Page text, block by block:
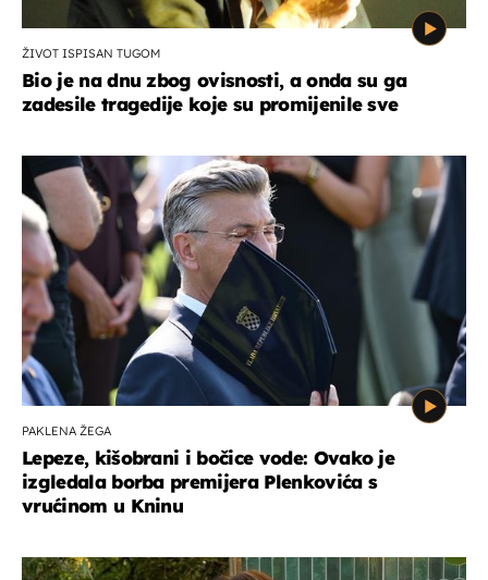
ŽIVOT ISPISAN TUGOM
Bio je na dnu zbog ovisnosti, a onda su ga
zadesile tragedije koje su promijenile sve
PAKLENA ŽEGA
Lepeze, kišobrani i bočice vode: Ovako je
izgledala borba premijera Plenkovića s
vrućinom u Kninu